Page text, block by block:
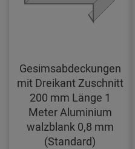
Gesimsabdeckungen
mit Dreikant Zuschnitt
200 mm Länge 1
Meter Aluminium
walzblank 0,8 mm
(Standard)